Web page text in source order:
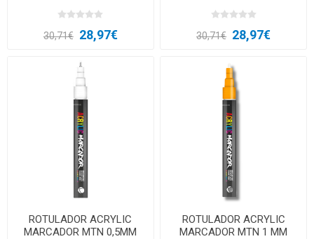
30,71€ 28,97€ 30,71€ 28,97€
ROTULADOR ACRYLIC
MARCADOR MTN 0,5MM
ROTULADOR ACRYLIC
MARCADOR MTN 1 MM